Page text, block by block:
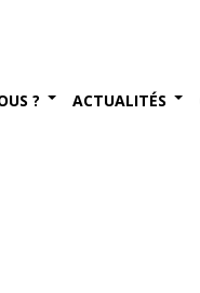
? ACTUALITÉS